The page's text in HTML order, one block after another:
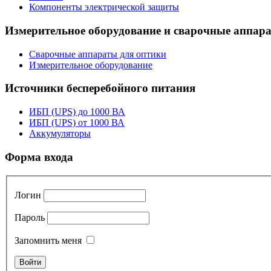
Компоненты электрической защиты
Измерительное оборудование и сварочные
Сварочные аппараты для оптики
Измерительное оборудование
Источники бесперебойного питания
ИБП (UPS) до 1000 ВА
ИБП (UPS) от 1000 ВА
Аккумуляторы
Форма входа
Логин
Пароль
Запомнить меня